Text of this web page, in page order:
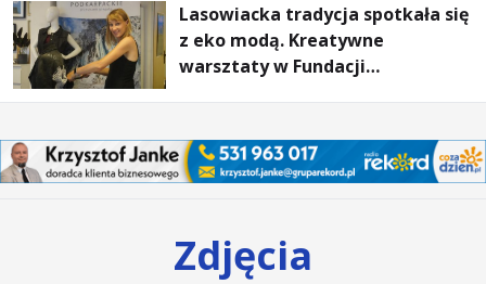
Lasowiacka tradycja spotkała się
z eko modą. Kreatywne
warsztaty w Fundacji
Zdjęcia